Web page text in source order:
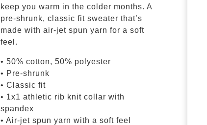
keep you warm in the colder months. A
pre-shrunk, classic fit sweater that’s
made with air-jet spun yarn for a soft
feel.
• 50% cotton, 50% polyester
• Pre-shrunk
• Classic fit
• 1x1 athletic rib knit collar with
spandex
• Air-jet spun yarn with a soft feel